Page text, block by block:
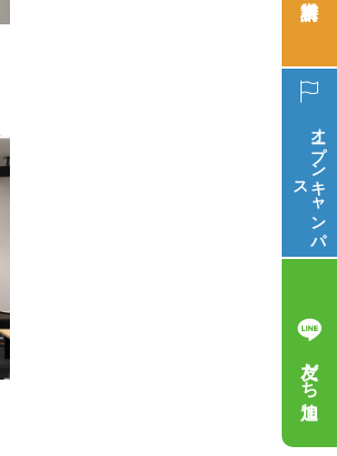
オープン
キ
ャ
ン
パ
ス
友だち追加